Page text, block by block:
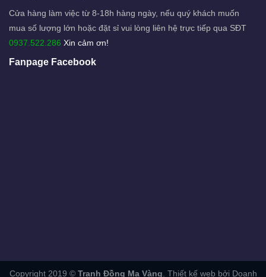
Cửa hàng làm việc từ 8-18h hàng ngày, nếu quý khách muốn
mua số lượng lớn hoặc đặt sỉ vui lòng liên hệ trực tiếp qua SĐT
0937.522.286 Xin cảm ơn!
Fanpage Facebook
Copyright 2019 © Tranh Đồng Mạ Vàng . Thiết kế web bởi Doanh